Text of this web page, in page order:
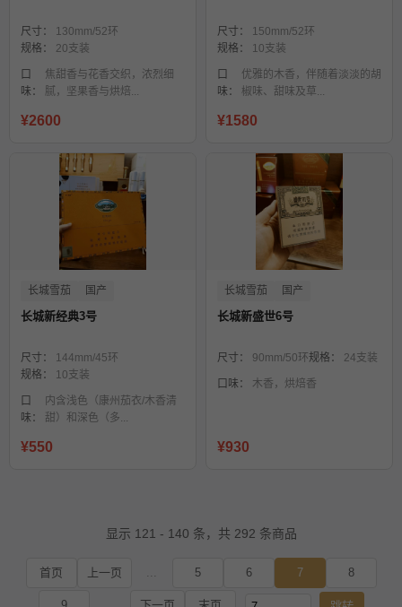
尺寸：
130mm/52环
规格：
20支装
口
味：
焦甜香与花香交织，浓烈细
腻，坚果香与烘焙...
¥2600
尺寸：
150mm/52环
规格：
10支装
口
味：
优雅的木香，伴随着淡淡的胡
椒味、甜味及草...
¥1580
长城雪茄 国产
长城新经典3号
尺寸：
144mm/45环
规格：
10支装
口
味：
内含浅色（康州茄衣/木香清
甜）和深色（多...
¥550
长城雪茄 国产
长城新盛世6号
尺寸： 90mm/50环规格： 24支装
口味： 木香，烘焙香
¥930
显示 121 - 140 条，共 292 条商品
首页 上一页 ... 5 6 7 8